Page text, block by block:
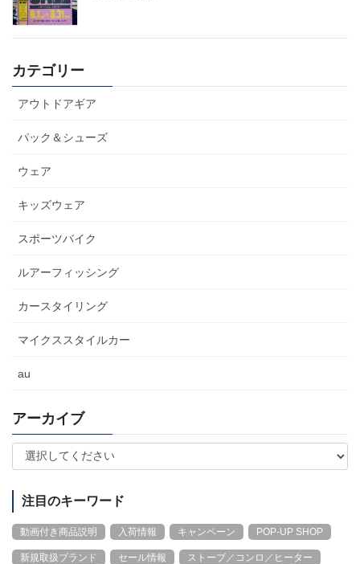
カテゴリー
アウトドアギア
パック＆シューズ
ウェア
キッズウェア
スポーツバイク
ルアーフィッシング
カースタイリング
マイクススタイルカー
au
アーカイブ
注目のキーワード
動画付き商品説明 入荷情報 キャンペーン POP-UP SHOP
新規取扱ブランド セール情報 ストーブ／コンロ／ヒーター